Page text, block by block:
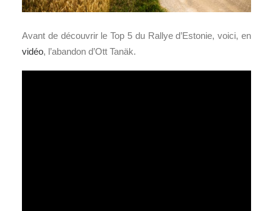
Avant de découvrir le Top 5 du Rallye d’Estonie, voici, en
vidéo, l’abandon d’Ott Tanäk.